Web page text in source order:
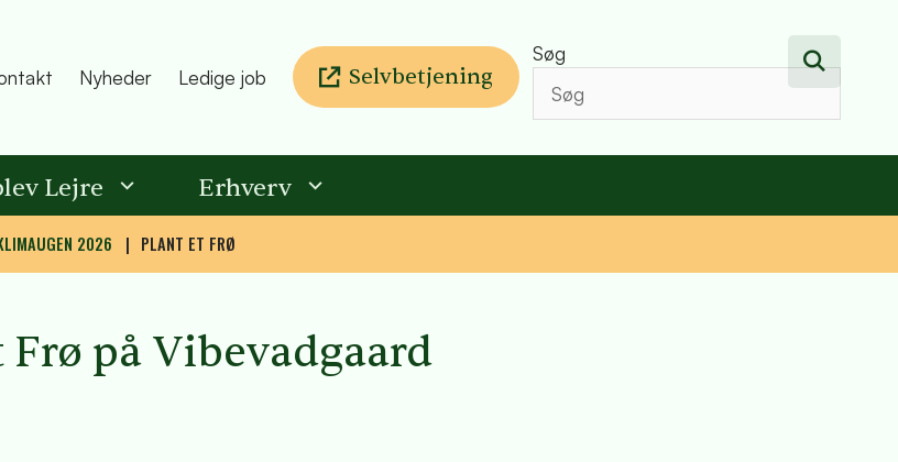
Nyheder Ledige job Selvbetjening
Søg
Lejre Erhverv
2026 PLANT ET FRØ
på Vibevadgaard